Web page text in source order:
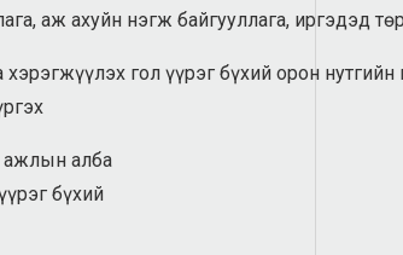
аж ахуйн нэгж байгууллага, иргэдэд
гол үүрэг бүхий орон
ажлын алба
бүхий